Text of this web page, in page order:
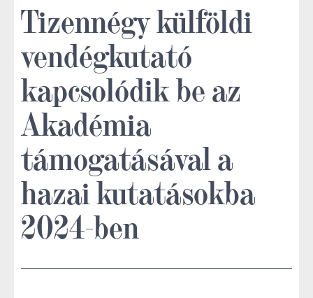
Tizennégy külföldi
vendégkutató
kapcsolódik be az
Akadémia
támogatásával a
hazai kutatásokba
2024-ben